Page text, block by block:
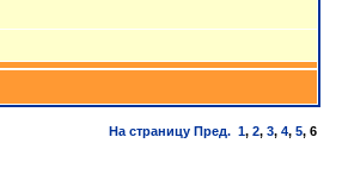
На страницу Пред. 1, 2, 3, 4, 5, 6